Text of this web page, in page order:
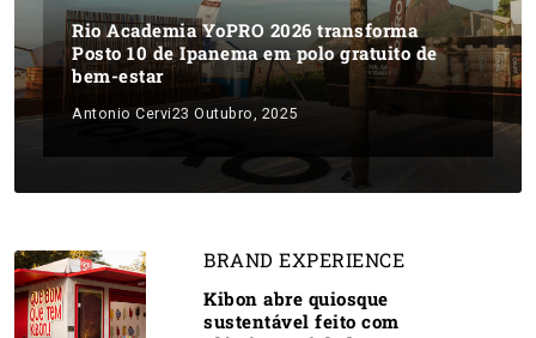
Rio Academia YoPRO 2026 transforma
Posto 10 de Ipanema em polo gratuito de
bem-estar
Antonio Cervi23 Outubro, 2025
BRAND EXPERIENCE
Kibon abre quiosque
sustentável feito com